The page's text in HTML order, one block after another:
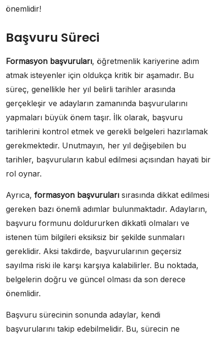
önemlidir!
Başvuru Süreci
Formasyon başvuruları, öğretmenlik kariyerine adım
atmak isteyenler için oldukça kritik bir aşamadır. Bu
süreç, genellikle her yıl belirli tarihler arasında
gerçekleşir ve adayların zamanında başvurularını
yapmaları büyük önem taşır. İlk olarak, başvuru
tarihlerini kontrol etmek ve gerekli belgeleri hazırlamak
gerekmektedir. Unutmayın, her yıl değişebilen bu
tarihler, başvuruların kabul edilmesi açısından hayati bir
rol oynar.
Ayrıca, formasyon başvuruları sırasında dikkat edilmesi
gereken bazı önemli adımlar bulunmaktadır. Adayların,
başvuru formunu doldururken dikkatli olmaları ve
istenen tüm bilgileri eksiksiz bir şekilde sunmaları
gereklidir. Aksi takdirde, başvurularının geçersiz
sayılma riski ile karşı karşıya kalabilirler. Bu noktada,
belgelerin doğru ve güncel olması da son derece
önemlidir.
Başvuru sürecinin sonunda adaylar, kendi
başvurularını takip edebilmelidir. Bu, sürecin ne